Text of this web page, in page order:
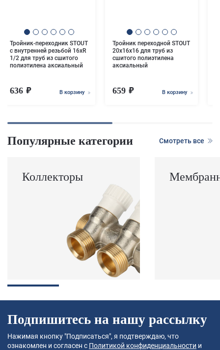
Тройник-переходник STOUT
с внутренней резьбой 16xR
1/2 для труб из сшитого
полиэтилена аксиальный
636 В корзину
Тройник переходной STOUT
20x16x16 для труб из
сшитого полиэтилена
аксиальный
659 В корзину
Популярные категории Смотреть все
Коллекторы
Подпишитесь на нашу рассылку
Нажимая кнопку "Подписаться", я подтверждаю, что
ознакомлен и согласен с Политикой конфиденциальности и